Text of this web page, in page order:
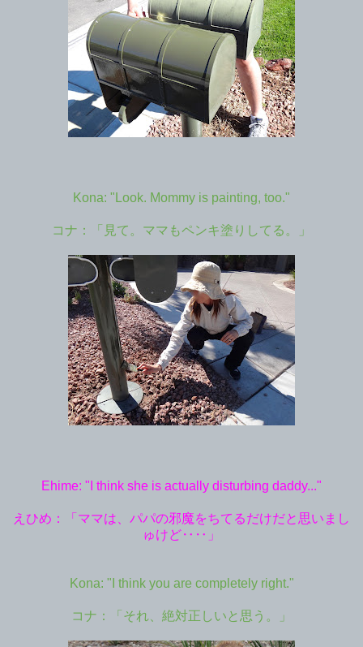
Kona: "Look. Mommy is painting, too."
コナ：「見て。ママもペンキ塗りしてる。」
Ehime: "I think she is actually disturbing daddy..."
えひめ：「ママは、パパの邪魔をちてるだけだと思いまし
ゅけど‥‥」
Kona: "I think you are completely right."
コナ：「それ、絶対正しいと思う。」